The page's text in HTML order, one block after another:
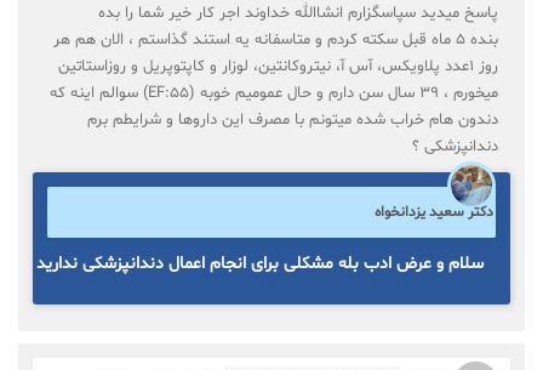
پاسخ میدید سپاسگزارم انشاالله خداوند اجر کار خیر شما را بده
بنده 5 ماه قبل سکته کردم و متاسفانه یه استند گذاستم ، الان هم هر
روز 1عدد پلاویکس، آس آ، نیتروکانتین، لوزار و کاپتوپریل و روزاستاتین
میخورم ، 39 سال سن دارم و حال عمومیم خوبه (EF:55) سوالم اینه که
دندون هام خراب شده میتونم با مصرف این داروها و شرایطم برم
دندانپزشکی ؟
دکتر سعید یزدانخواه
سلام و عرض ادب بله مشکلی برای انجام اعمال دندانپزشکی ندارید